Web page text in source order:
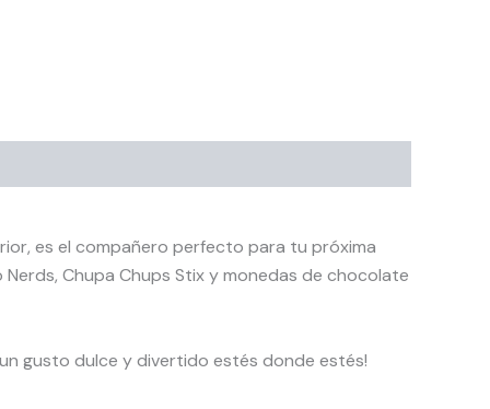
es el compañero perfecto para tu próxima
Chupa Chups Stix y monedas de chocolate
gusto dulce y divertido estés donde estés!